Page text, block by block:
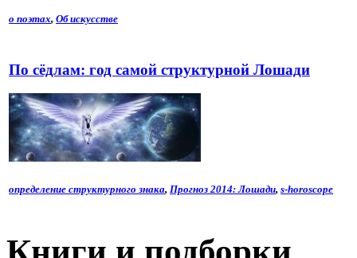
о поэтах, Об искусстве
По сёдлам: год самой структурной Лошади
определение структурного знака, Прогноз 2014: Лошади, s-horoscope